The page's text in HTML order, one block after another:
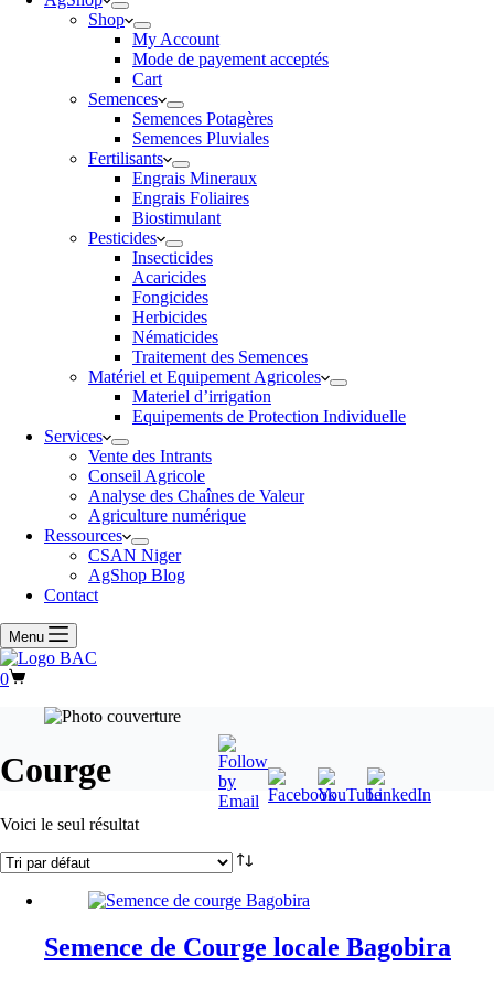
Shop
My Account
Mode de payement acceptés
Cart
Semences
Semences Potagères
Semences Pluviales
Fertilisants
Engrais Mineraux
Engrais Foliaires
Biostimulant
Pesticides
Insecticides
Acaricides
Fongicides
Herbicides
Nématicides
Traitement des Semences
Matériel et Equipement Agricoles
Materiel d’irrigation
Equipements de Protection Individuelle
Services
Vente des Intrants
Conseil Agricole
Analyse des Chaînes de Valeur
Agriculture numérique
Ressources
CSAN Niger
AgShop Blog
Contact
Menu
Panier
0
Courge
Voici le seul résultat
Semence de Courge locale Bagobira